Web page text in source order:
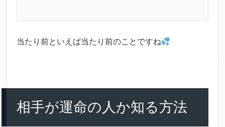
当たり前といえば当たり前のことですね
相手が運命の人か知る方法